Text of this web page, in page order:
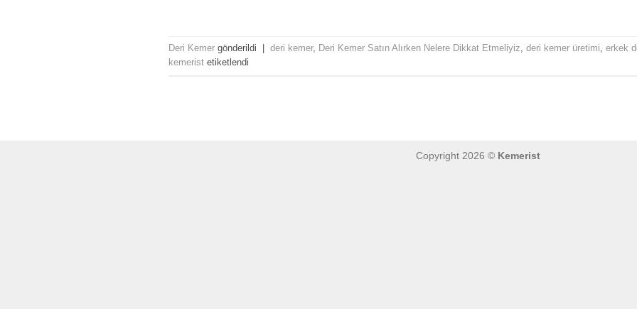
Deri Kemer gönderildi deri kemer, Deri Kemer Satın Alırken Nelere Dikkat Etmeliyiz, deri kemer üretimi, erkek
kemerist etiketlendi
Copyright 2026 © Kemerist